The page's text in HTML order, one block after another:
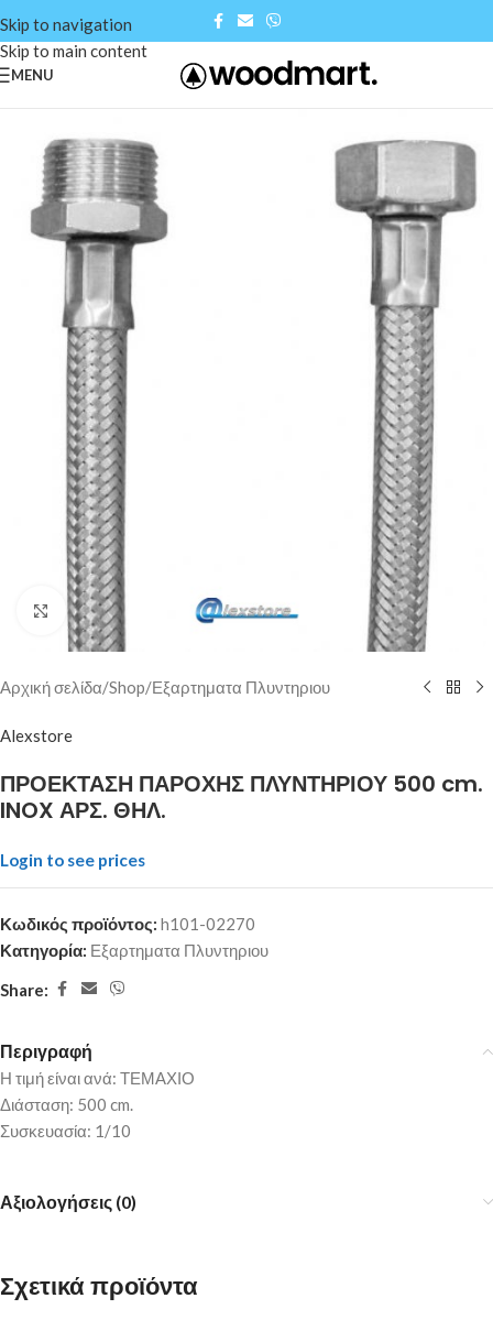
Skip to navigation
Skip to main content
MENU
Click to enlarge
Αρχική σελίδα/Shop/Εξαρτηματα Πλυντηριου
Alexstore
ΠΡΟΕΚΤΑΣΗ ΠΑΡΟΧΗΣ ΠΛΥΝΤΗΡΙΟΥ 500 cm.
INOX ΑΡΣ. ΘΗΛ.
Login to see prices
Κωδικός προϊόντος: h101-02270
Κατηγορία: Εξαρτηματα Πλυντηριου
Share:
Περιγραφή
Η τιμή είναι ανά: ΤΕΜΑΧΙΟ
Διάσταση: 500 cm.
Συσκευασία: 1/10
Αξιολογήσεις (0)
Σχετικά προϊόντα